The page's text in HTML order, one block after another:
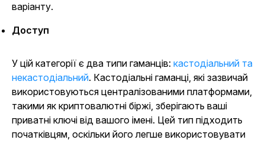
варіанту.
Доступ
У цій категорії є два типи гаманців: кастодіальний та
некастодіальний. Кастодіальні гаманці, які зазвичай
використовуються централізованими платформами,
такими як криптовалютні біржі, зберігають ваші
приватні ключі від вашого імені. Цей тип підходить
початківцям, оскільки його легше використовувати